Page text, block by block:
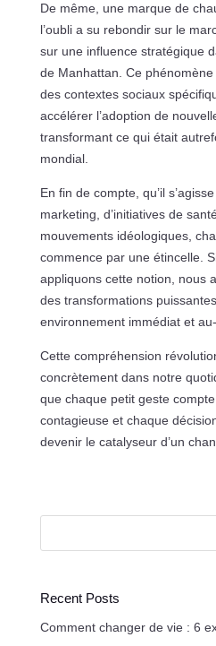
De même, une marque de
l’oubli a su rebondir sur le
sur une influence stratégique
de Manhattan. Ce
des contextes sociaux
accélérer l’adoption de
transformant ce qui était
mondial.
En fin de compte, qu’il
marketing, d’initiatives de
mouvements idéologiques,
commence par une étincelle.
appliquons cette notion, nous
des transformations
environnement immédiat et
Cette compréhension
concrètement dans notre
que chaque petit geste
contagieuse et chaque
devenir le catalyseur d’un
Recent Posts
Comment changer de vie : 6